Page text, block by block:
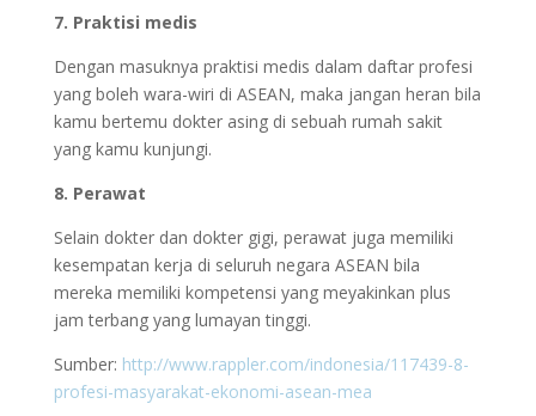
7. Praktisi medis
Dengan masuknya praktisi medis dalam daftar profesi
yang boleh wara-wiri di ASEAN, maka jangan heran bila
kamu bertemu dokter asing di sebuah rumah sakit
yang kamu kunjungi.
8. Perawat
Selain dokter dan dokter gigi, perawat juga memiliki
kesempatan kerja di seluruh negara ASEAN bila
mereka memiliki kompetensi yang meyakinkan plus
jam terbang yang lumayan tinggi.
Sumber: http://www.rappler.com/indonesia/117439-8-
profesi-masyarakat-ekonomi-asean-mea